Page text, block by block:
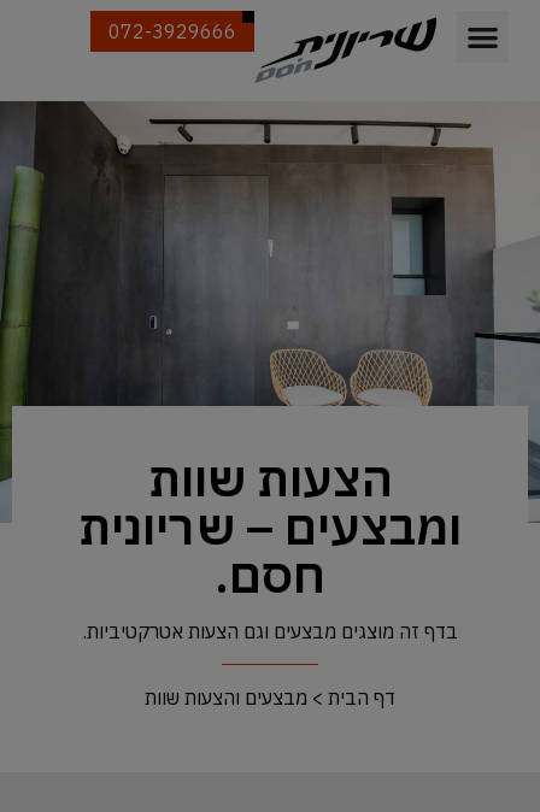
072-3929666
הצעות שוות
ומבצעים – שריונית
חסם.
בדף זה מוצגים מבצעים וגם הצעות אטרקטיביות.
דף הבית > מבצעים והצעות שוות